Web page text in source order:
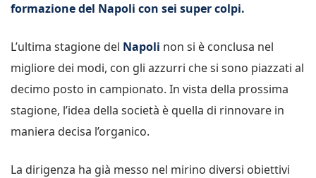
formazione del Napoli con sei super colpi.
L’ultima stagione del Napoli non si è conclusa nel
migliore dei modi, con gli azzurri che si sono piazzati al
decimo posto in campionato. In vista della prossima
stagione, l’idea della società è quella di rinnovare in
maniera decisa l’organico.
La dirigenza ha già messo nel mirino diversi obiettivi